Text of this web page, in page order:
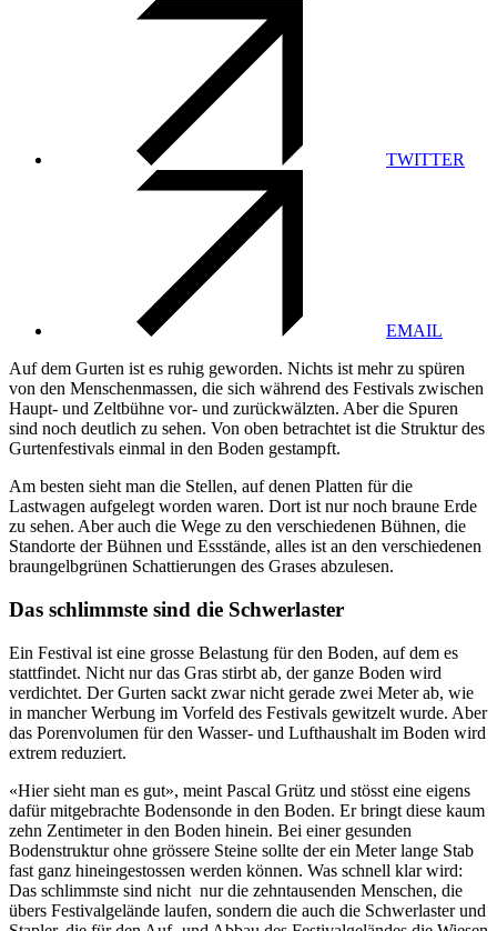
TWITTER
EMAIL
Auf dem Gurten ist es ruhig geworden. Nichts ist mehr zu spüren
von den Menschenmassen, die sich während des Festivals zwischen
Haupt- und Zeltbühne vor- und zurückwälzten. Aber die Spuren
sind noch deutlich zu sehen. Von oben betrachtet ist die Struktur des
Gurtenfestivals einmal in den Boden gestampft.
Am besten sieht man die Stellen, auf denen Platten für die
Lastwagen aufgelegt worden waren. Dort ist nur noch braune Erde
zu sehen. Aber auch die Wege zu den verschiedenen Bühnen, die
Standorte der Bühnen und Essstände, alles ist an den verschiedenen
braungelbgrünen Schattierungen des Grases abzulesen.
Das schlimmste sind die Schwerlaster
Ein Festival ist eine grosse Belastung für den Boden, auf dem es
stattfindet. Nicht nur das Gras stirbt ab, der ganze Boden wird
verdichtet. Der Gurten sackt zwar nicht gerade zwei Meter ab, wie
in mancher Werbung im Vorfeld des Festivals gewitzelt wurde. Aber
das Porenvolumen für den Wasser- und Lufthaushalt im Boden wird
extrem reduziert.
«Hier sieht man es gut», meint Pascal Grütz und stösst eine eigens
dafür mitgebrachte Bodensonde in den Boden. Er bringt diese kaum
zehn Zentimeter in den Boden hinein. Bei einer gesunden
Bodenstruktur ohne grössere Steine sollte der ein Meter lange Stab
fast ganz hineingestossen werden können. Was schnell klar wird:
Das schlimmste sind nicht nur die zehntausenden Menschen, die
übers Festivalgelände laufen, sondern die auch die Schwerlaster und